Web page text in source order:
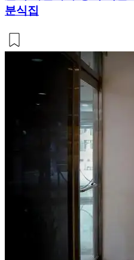
분식집